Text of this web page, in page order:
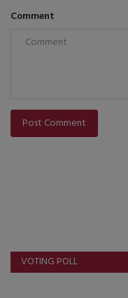
Comment
Post Comment
VOTING POLL